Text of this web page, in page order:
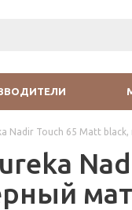
Nadir Touch 65 Matt